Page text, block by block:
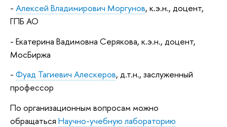
- Алексей Владимирович Моргунов, к.э.н., доцент,
ГПБ АО
- Екатерина Вадимовна Серякова, к.э.н., доцент,
МосБиржа
- Фуад Тагиевич Алескеров, д.т.н., заслуженный
профессор
По организационным вопросам можно
обращаться Научно-учебную лабораторию